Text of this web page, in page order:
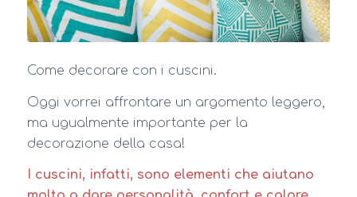
Come decorare con i cuscini.
Oggi vorrei affrontare un argomento leggero,
ma ugualmente importante per la
decorazione della casa!
I cuscini, infatti, sono elementi che aiutano